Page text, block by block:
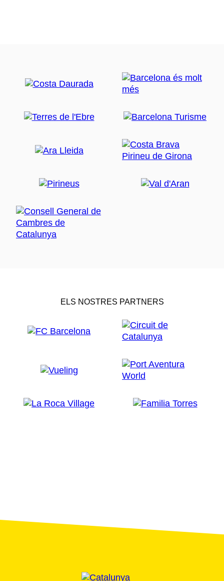
ELS NOSTRES PARTNERS